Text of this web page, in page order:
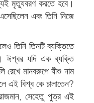
মৃত্যুবরণ করতে হবে।
এবং তিনি নিজে
তিনি তিনটি ব্যক্তিতে
ঈশ্বর যদি এক ব্যক্তি
রেখে মানবরুপে যীশু নাম
এই বিশ্ব কে চালাতেন?
সেহেতু পুত্র এই